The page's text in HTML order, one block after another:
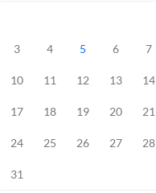
3 4 5 6 7
10 11 12 13 14
17 18 19 20 21
24 25 26 27 28
31